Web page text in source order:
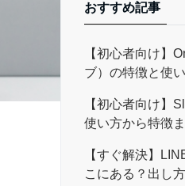
おすすめ記事
【初心者向け】
ブ）の特徴と使
【初心者向け】
使い方から特徴
【すぐ解決】
こにある？出し